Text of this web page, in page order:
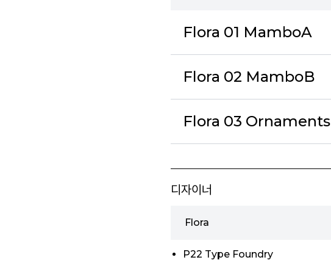
Flora 01 MamboA
Flora 02 MamboB
Flora 03 Ornaments
디자이너
Flora
P22 Type Foundry